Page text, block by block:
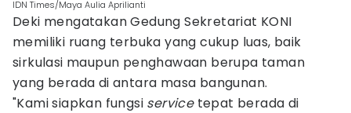
IDN Times/Maya Aulia Aprilianti
Deki mengatakan Gedung Sekretariat KONI
memiliki ruang terbuka yang cukup luas, baik
sirkulasi maupun penghawaan berupa taman
yang berada di antara masa bangunan.
"Kami siapkan fungsi service tepat berada di